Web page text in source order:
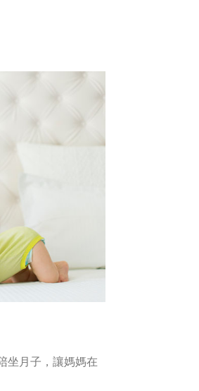
坐月子，讓媽媽在